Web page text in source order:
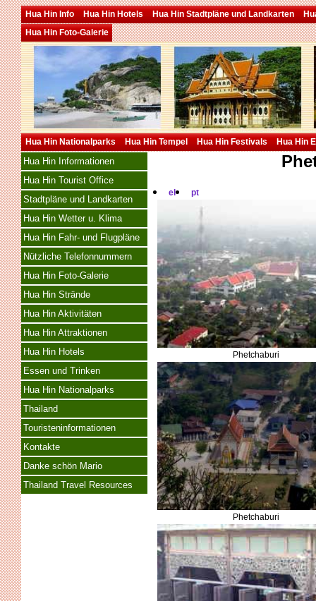
Hua Hin Info Hua Hin Hotels Hua Hin Stadtpläne und Landkarten
Hua Hin Foto-Galerie
Hua Hin Nationalparks Hua Hin Tempel Hua Hin Festivals Hua Hin
Hua Hin Informationen
Hua Hin Tourist Office
Stadtpläne und Landkarten
Hua Hin Wetter u. Klima
Hua Hin Fahr- und Flugpläne
Nützliche Telefonnummern
Hua Hin Foto-Galerie
Hua Hin Strände
Hua Hin Aktivitäten
Hua Hin Attraktionen
Hua Hin Hotels
Essen und Trinken
Hua Hin Nationalparks
Thailand
Touristeninformationen
Kontakte
Danke schön Mario
Thailand Travel Resources
el pt
Phetchaburi
Phetchaburi